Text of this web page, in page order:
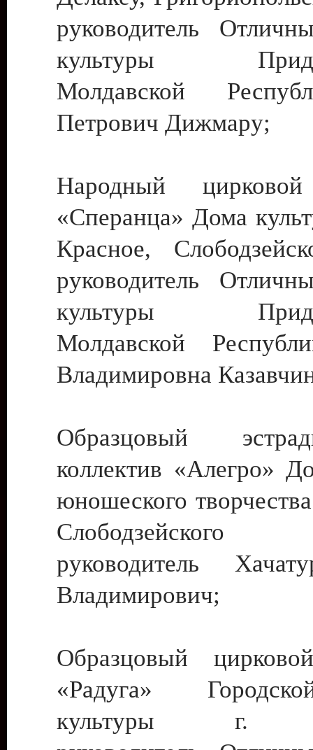
руководитель
культуры
Молдавской
Петрович Дижмару;
Народный цирковой
«Сперанца» Дома
Красное,
руководитель
культуры
Молдавской
Владимировна
Образцовый
коллектив «Алегро»
юношеского
руководитель
Владимирович;
Образцовый
«Радуга»
культуры г.